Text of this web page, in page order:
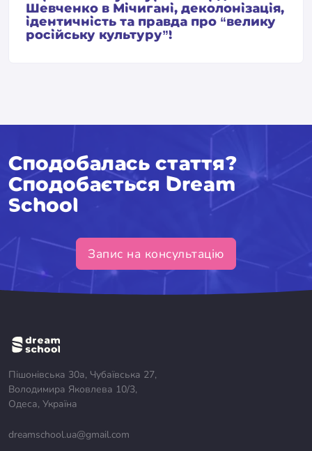
Шевченко в Мічигані, деколонізація,
ідентичність та правда про “велику
російську культуру”!
Сподобалась стаття?
Сподобається Dream
School
Запис на консультацію
Пішонівська 30а, Чубаївська 27,
Володимира Яковлева 10/3,
Одеса, Україна
dreamschool.ua@gmail.com